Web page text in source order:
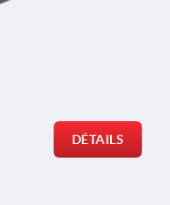
DÉTAILS